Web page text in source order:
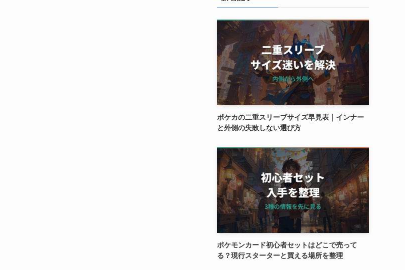
ポケカの二重スリーブサイズ早見表｜インナー
と外側の失敗しない選び方
ポケモンカード初心者セットはどこで売って
る？現行スターターと買える場所を整理